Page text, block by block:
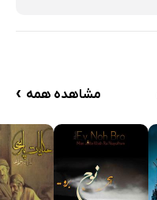
مشاهده همه ›